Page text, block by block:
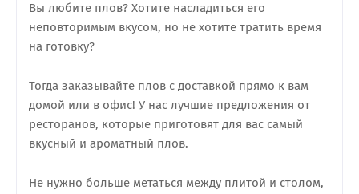
Вы любите плов? Хотите насладиться его
неповторимым вкусом, но не хотите тратить время
на готовку?
Тогда заказывайте плов с доставкой прямо к вам
домой или в офис! У нас лучшие предложения от
ресторанов, которые приготовят для вас самый
вкусный и ароматный плов.
Не нужно больше метаться между плитой и столом,